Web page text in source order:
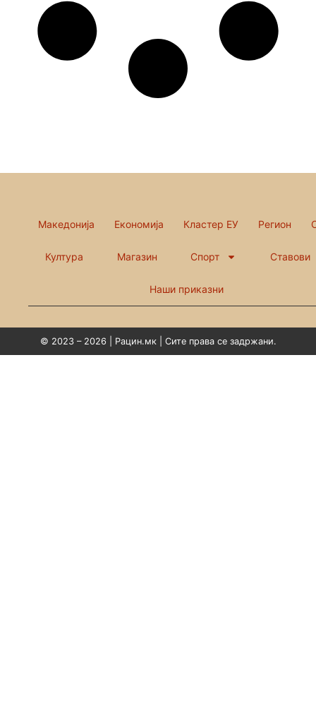
Македонија Економија Кластер ЕУ Регион
Култура Магазин Спорт Ставови
Наши приказни
© 2023 – 2026 | Рацин.мк | Сите права се задржани.